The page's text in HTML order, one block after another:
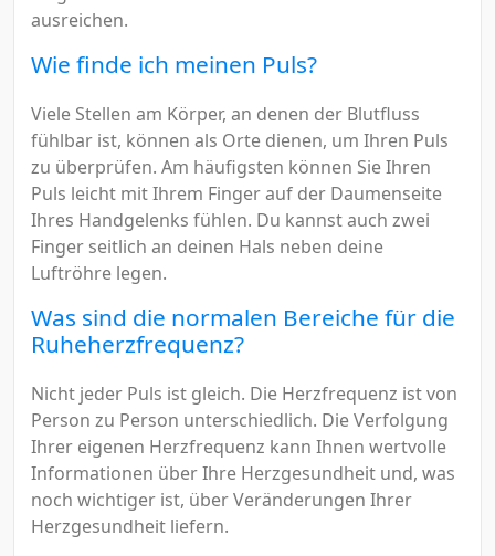
ausreichen.
Wie finde ich meinen Puls?
Viele Stellen am Körper, an denen der Blutfluss
fühlbar ist, können als Orte dienen, um Ihren Puls
zu überprüfen. Am häufigsten können Sie Ihren
Puls leicht mit Ihrem Finger auf der Daumenseite
Ihres Handgelenks fühlen. Du kannst auch zwei
Finger seitlich an deinen Hals neben deine
Luftröhre legen.
Was sind die normalen Bereiche für die
Ruheherzfrequenz?
Nicht jeder Puls ist gleich. Die Herzfrequenz ist von
Person zu Person unterschiedlich. Die Verfolgung
Ihrer eigenen Herzfrequenz kann Ihnen wertvolle
Informationen über Ihre Herzgesundheit und, was
noch wichtiger ist, über Veränderungen Ihrer
Herzgesundheit liefern.